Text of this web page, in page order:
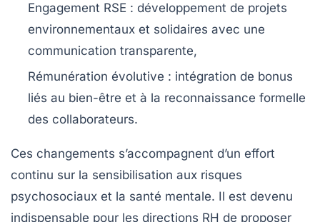
Engagement RSE : développement de projets
environnementaux et solidaires avec une
communication transparente,
Rémunération évolutive : intégration de bonus
liés au bien-être et à la reconnaissance formelle
des collaborateurs.
Ces changements s’accompagnent d’un effort
continu sur la sensibilisation aux risques
psychosociaux et la santé mentale. Il est devenu
indispensable pour les directions RH de proposer